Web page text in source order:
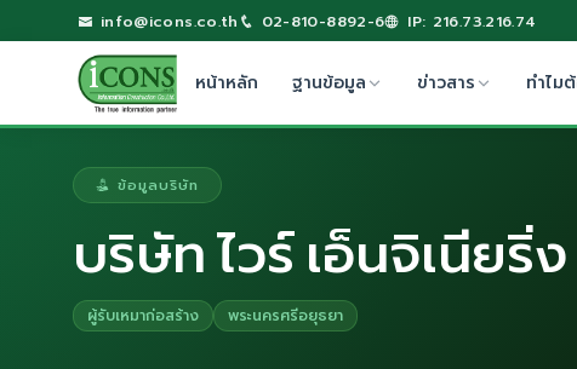
info@icons.co.th 02-810-8892-6 IP: 216.73.216.74
หน้าหลัก ฐานข้อมูล ข่าวสาร ทำไม
ข้อมูลบริษัท
บริษัท ไวร์ เอ็นจิเนียริ่
ผู้รับเหมาก่อสร้าง พระนครศรีอยุธยา